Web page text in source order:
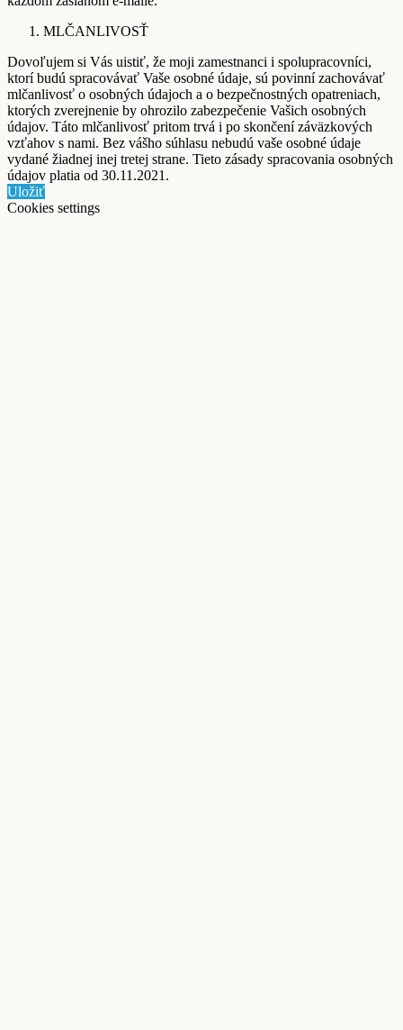
MLČANLIVOSŤ
Dovoľujem si Vás uistiť, že moji zamestnanci i spolupracovníci,
ktorí budú spracovávať Vaše osobné údaje, sú povinní zachovávať
mlčanlivosť o osobných údajoch a o bezpečnostných opatreniach,
ktorých zverejnenie by ohrozilo zabezpečenie Vašich osobných
údajov. Táto mlčanlivosť pritom trvá i po skončení záväzkových
vzťahov s nami. Bez vášho súhlasu nebudú vaše osobné údaje
vydané žiadnej inej tretej strane. Tieto zásady spracovania osobných
údajov platia od 30.11.2021.
Uložiť
Cookies settings